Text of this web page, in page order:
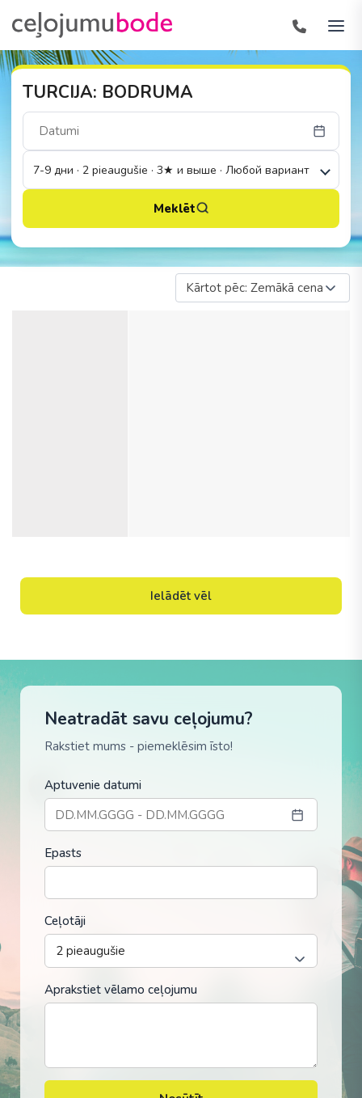
TURCIJA: BODRUMA
7-9 дни · 2 pieaugušie · 3★ и выше · Любой вариант
Meklēt
Kārtot pēc: Zemākā cena
Ielādēt vēl
Neatradāt savu ceļojumu?
Rakstiet mums - piemeklēsim īsto!
Aptuvenie datumi
Epasts
Ceļotāji
Aprakstiet vēlamo ceļojumu